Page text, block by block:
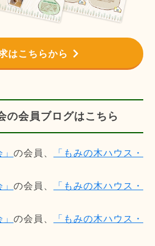
はこちらから
の会員ブログはこちら
の会員、
「もみの木ハウス・
の会員、
「もみの木ハウス・
の会員、
「もみの木ハウス・